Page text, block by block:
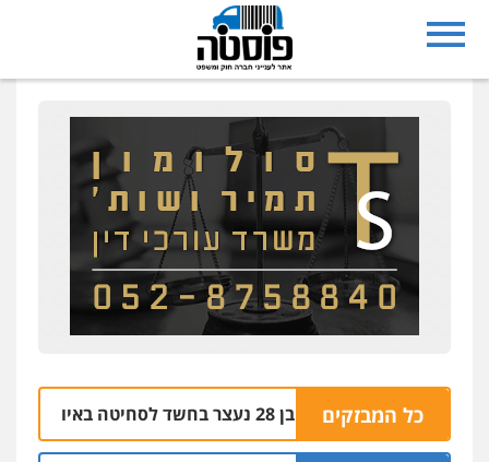
כל המבזקים
נצרת: בן 28 נעצר בחשד לסחיטה באיומים מטלפון שאינו שלו